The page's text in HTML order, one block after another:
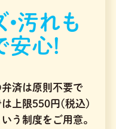
•汚れも
安心!
済は原則不要で
は上限550円(税込)
う制度をご用意。